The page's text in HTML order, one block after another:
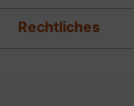
Rechtliches